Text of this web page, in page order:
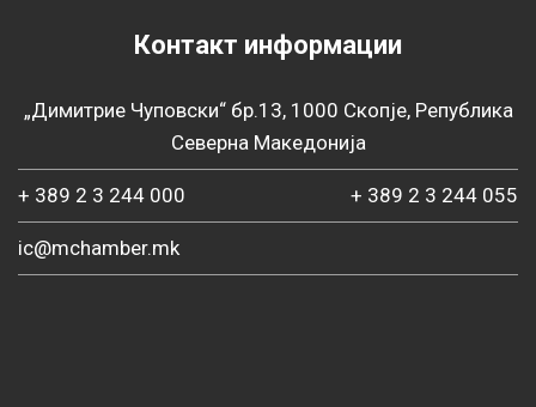
Контакт информации
„Димитрие Чуповски“ бр.13, 1000 Скопје, Република
Северна Македонија
+ 389 2 3 244 000 + 389 2 3 244 055
ic@mchamber.mk